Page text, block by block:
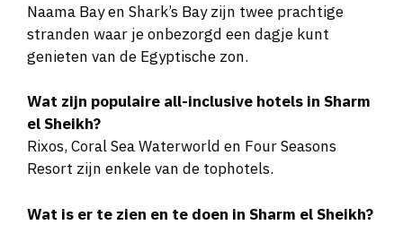
Naama Bay en Shark’s Bay zijn twee prachtige
stranden waar je onbezorgd een dagje kunt
genieten van de Egyptische zon.
Wat zijn populaire all-inclusive hotels in Sharm
el Sheikh?
Rixos, Coral Sea Waterworld en Four Seasons
Resort zijn enkele van de tophotels.
Wat is er te zien en te doen in Sharm el Sheikh?